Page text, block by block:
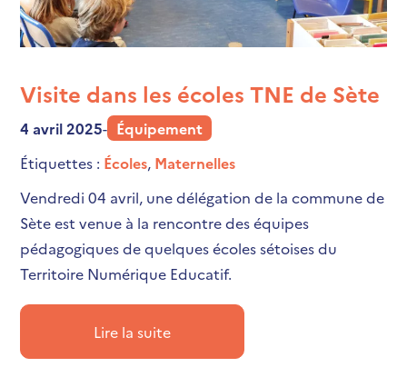
Visite dans les écoles TNE de Sète
4 avril 2025- Équipement
Étiquettes : Écoles, Maternelles
Vendredi 04 avril, une délégation de la commune de
Sète est venue à la rencontre des équipes
pédagogiques de quelques écoles sétoises du
Territoire Numérique Educatif.
Lire la suite